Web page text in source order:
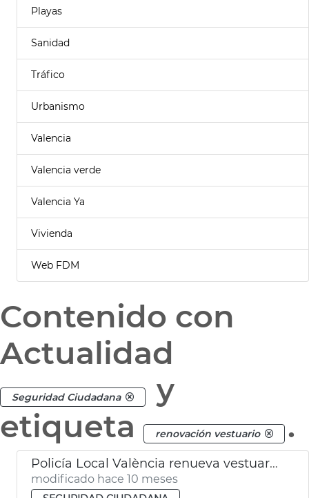
Playas
Sanidad
Tráfico
Urbanismo
Valencia
Valencia verde
Valencia Ya
Vivienda
Web FDM
Contenido con
Actualidad
Seguridad Ciudadana
y
etiqueta
renovación vestuario .
Policía Local València renueva vestuario de gala
modificado hace 10 meses